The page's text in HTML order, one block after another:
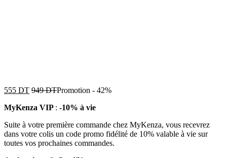
555 DT 949DTPromotion - 42%
MyKenza VIP : -10% à vie
Suite à votre première commande chez MyKenza, vous recevrez
dans votre colis un code promo fidélité de 10% valable à vie sur
toutes vos prochaines commandes.